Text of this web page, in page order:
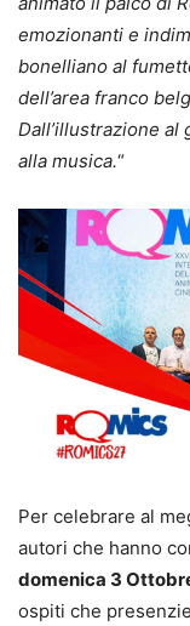
emozionanti e
bonelliano al
dell’area franco
Dall’illustrazione
alla musica.“
Per celebrare al
autori che hanno
domenica 3
ospiti che